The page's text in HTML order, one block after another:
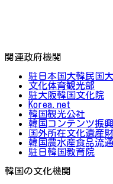
関連政府機関
駐日本国大韓民国
文化体育観光部
駐大阪韓国文化院
Korea.net
韓国観光公社
韓国コンテンツ振
国外所在文化遺産
韓国農水産食品流
駐日韓国教育院
韓国の文化機関